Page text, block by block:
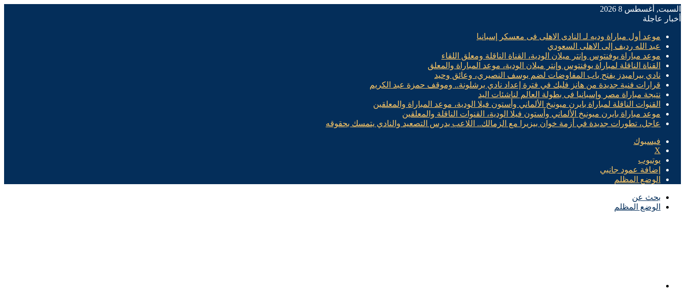
السبت, أغسطس 8 2026
أخبار عاجلة
موعد أول مباراة وديه لـ النادى الاهلى فى معسكر إسبانيا
عبد الله رديف إلى الاهلى السعودي
موعد مباراة يوفنتوس وإنتر ميلان الودية، القناة الناقلة ومعلق اللقاء
القناة الناقلة لمباراة يوفنتوس وإنتر ميلان الودية، موعد المباراة والمعلق
نادي بيراميدز يفتح باب المفاوضات لضم يوسف النصيري، وعائق وحيد
قرارات فنية جديدة من هانز فليك في فترة إعداد نادي برشلونة.. وموقف حمزة عبد الكريم
نتيجة مباراة مصر وإسبانيا فى بطولة العالم لناشئات اليد
القنوات الناقلة لمباراة بايرن ميونيخ الألماني وأستون فيلا الودية، موعد المباراة والمعلقين
موعد مباراة بايرن ميونيخ الألماني وأستون فيلا الودية، القنوات الناقلة والمعلقين
عاجل، تطورات جديدة في أزمة خوان بيزيرا مع الزمالك.. اللاعب يدرس التصعيد والنادي يتمسك بحقوقه
فيسبوك
X
يوتيوب
إضافة عمود جانبي
الوضع المظلم
بحث عن
الوضع المظلم